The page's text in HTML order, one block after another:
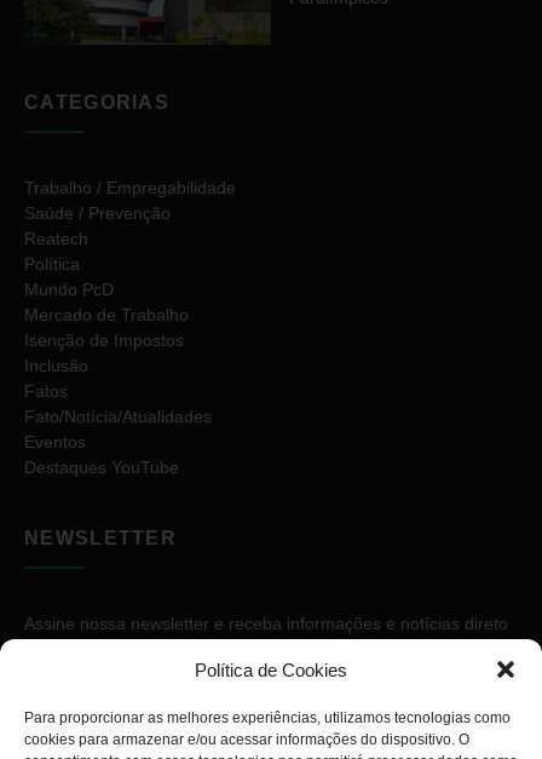
Política de Cookies
Para proporcionar as melhores experiências, utilizamos tecnologias como
cookies para armazenar e/ou acessar informações do dispositivo. O
CATEGORIAS
Trabalho / Empregabilidade
Saúde / Prevenção
Reatech
Política
Mundo PcD
Mercado de Trabalho
Isenção de Impostos
Inclusão
Fatos
Fato/Notícia/Atualidades
Eventos
Destaques YouTube
NEWSLETTER
Assine nossa newsletter e receba informações e notícias direto